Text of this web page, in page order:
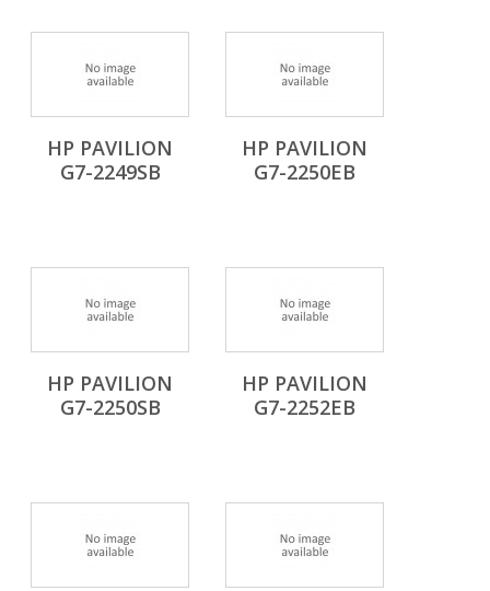
HP PAVILION
G7-2249SB
HP PAVILION
G7-2250EB
HP PAVILION
G7-2250SB
HP PAVILION
G7-2252EB